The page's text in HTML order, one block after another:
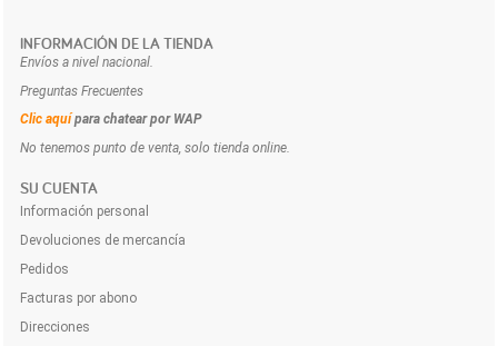
INFORMACIÓN DE LA TIENDA
Envíos a nivel nacional.
Preguntas Frecuentes
Clic aquí para chatear por WAP
No tenemos punto de venta, solo tienda online.
SU CUENTA
Información personal
Devoluciones de mercancía
Pedidos
Facturas por abono
Direcciones